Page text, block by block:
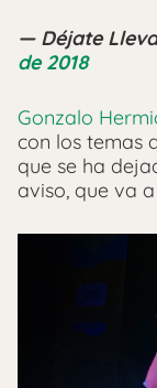
— Déjate
de 2018
Gonzalo
con los temas
que se ha
aviso, que va